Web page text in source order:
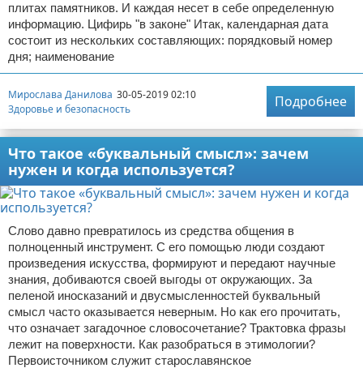
плитах памятников. И каждая несет в себе определенную
информацию. Цифирь "в законе" Итак, календарная дата
состоит из нескольких составляющих: порядковый номер
дня; наименование
Мирослава Данилова 30-05-2019 02:10
Здоровье и безопасность
Подробнее
Что такое «буквальный смысл»: зачем
нужен и когда используется?
Слово давно превратилось из средства общения в
полноценный инструмент. С его помощью люди создают
произведения искусства, формируют и передают научные
знания, добиваются своей выгоды от окружающих. За
пеленой иносказаний и двусмысленностей буквальный
смысл часто оказывается неверным. Но как его прочитать,
что означает загадочное словосочетание? Трактовка фразы
лежит на поверхности. Как разобраться в этимологии?
Первоисточником служит старославянское